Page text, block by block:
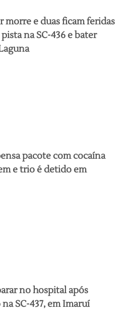
morre e duas ficam feridas
na SC-436 e bater
pacote com cocaína
e trio é detido em
no hospital após
SC-437, em Imaruí